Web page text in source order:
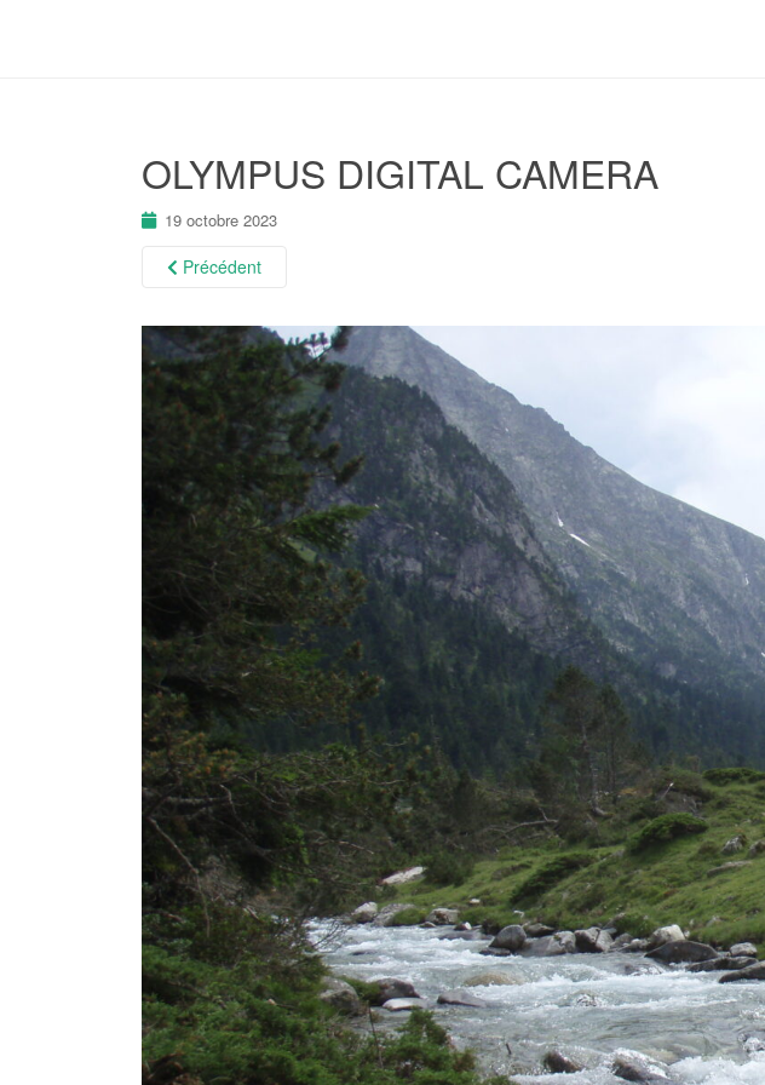
OLYMPUS DIGITAL CAMERA
19 octobre 2023
Précédent